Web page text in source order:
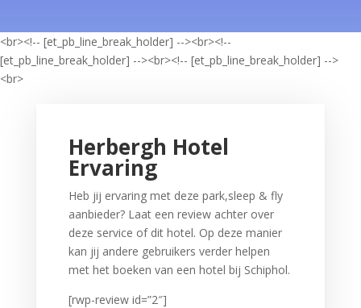
<br><!-- [et_pb_line_break_holder] --><br><!--
[et_pb_line_break_holder] --><br><!-- [et_pb_line_break_holder] -->
<br>
Herbergh Hotel
Ervaring
Heb jij ervaring met deze park,sleep & fly
aanbieder? Laat een review achter over
deze service of dit hotel. Op deze manier
kan jij andere gebruikers verder helpen
met het boeken van een hotel bij Schiphol.
[rwp-review id=”2″]